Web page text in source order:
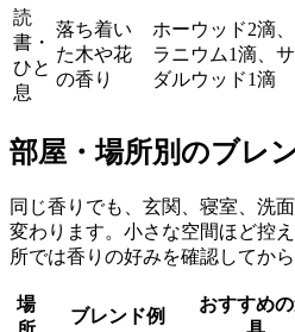
読
書・
ひと
息
落ち着い
た木や花
の香り
ホーウッド2滴
ラニウム1滴、
ダルウッド1滴
部屋・場所別のブレ
同じ香りでも、玄関、寝室、洗
変わります。小さな空間ほど控
所では香りの好みを確認してから
場
ブレンド例
おすすめ